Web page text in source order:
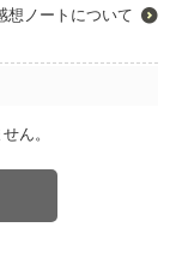
想ノートについて
ん。